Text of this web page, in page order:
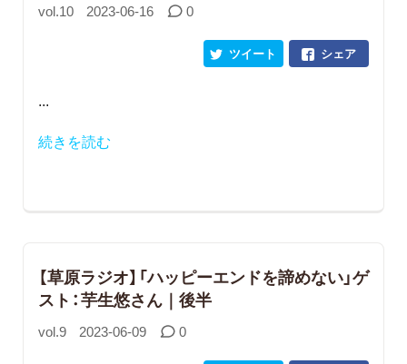
vol.10 2023-06-16 0
シェア
ツイート
...
続きを読む
【草原ラジオ】「ハッピーエンドを諦めない」ゲ
スト：芋生悠さん｜後半
vol.9 2023-06-09 0